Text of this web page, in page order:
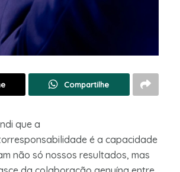
Compartilhe
que a
é a capacidade
não só nossos resultados, mas